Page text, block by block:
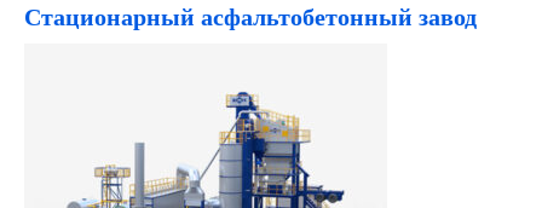
Стационарный асфальтобетонный завод